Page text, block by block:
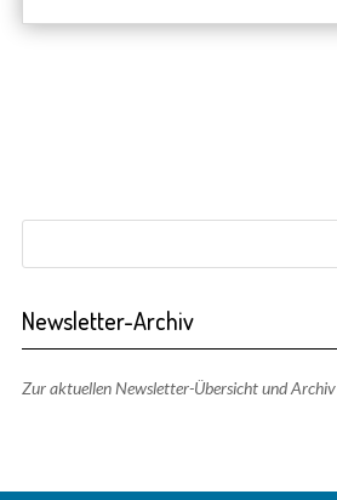
Newsletter-Archiv
Zur aktuellen Newsletter-Übersicht und Archiv